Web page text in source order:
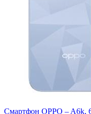
Смартфон OPPO – A6k,